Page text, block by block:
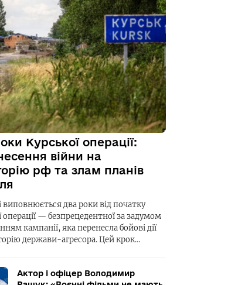
Курської операції:
війни на
рф та злам планів
виповнюється два роки від початку
операції — безпрецедентної за задумом
кампанії, яка перенесла бойові дії
держави-агресора. Цей крок…
Актор і офіцер Володимир